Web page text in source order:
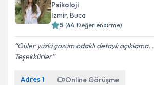
Psikoloji
İzmir, Buca
5 (44 Değerlendirme)
Güler yüzlü çözüm odaklı detaylı açıklama. .
Teşekkürler
Adres 1 Online Görüşme